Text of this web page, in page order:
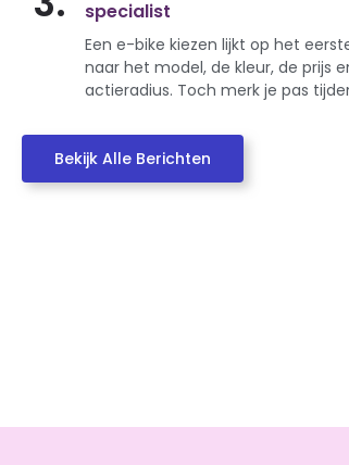
specialist
Een e-bike kiezen lijkt op het
naar het model, de kleur, de prijs
actieradius. Toch merk je pas
Bekijk Alle Berichten